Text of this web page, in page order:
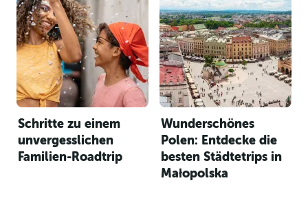
Schritte zu einem
unvergesslichen
Familien-Roadtrip
Wunderschönes
Polen: Entdecke die
besten Städtetrips in
Małopolska